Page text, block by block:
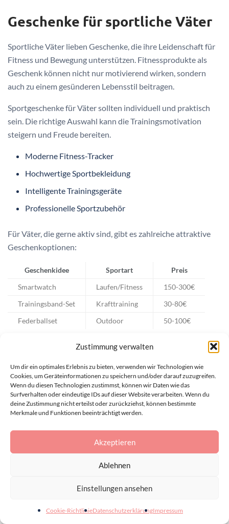
Zustimmung verwalten
Um dir ein optimales Erlebnis zu bieten, verwenden wir Technologien wie
Cookies, um Geräteinformationen zu speichern und/oder darauf zuzugreifen.
Wenn du diesen Technologien zustimmst, können wir Daten wie das
Surfverhalten oder eindeutige IDs auf dieser Website verarbeiten. Wenn du
deine Zustimmung nicht erteilst oder zurückziehst, können bestimmte
Merkmale und Funktionen beeinträchtigt werden.
Akzeptieren
Ablehnen
Einstellungen ansehen
Cookie-RichtlinieDatenschutzerklärungImpressum
Geschenke für sportliche Väter
Sportliche Väter lieben Geschenke, die ihre Leidenschaft für
Fitness und Bewegung unterstützen. Fitnessprodukte als
Geschenk können nicht nur motivierend wirken, sondern
auch zu einem gesünderen Lebensstil beitragen.
Sportgeschenke für Väter sollten individuell und praktisch
sein. Die richtige Auswahl kann die Trainingsmotivation
steigern und Freude bereiten.
Moderne Fitness-Tracker
Hochwertige Sportbekleidung
Intelligente Trainingsgeräte
Professionelle Sportzubehör
Für Väter, die gerne aktiv sind, gibt es zahlreiche attraktive
Geschenkoptionen:
Geschenkidee Sportart Preis
Smartwatch Laufen/Fitness 150-300€
Trainingsband-Set Krafttraining 30-80€
Federballset Outdoor 50-100€
Die Auswahl der richtigen Sportgeschenke für Väter
erfordert Aufmerksamkeit für individuelle Interessen und
Fitnessziele.
Fazit
Die Suche nach den besten Geschenken für Väter kann eine
spannende Herausforderung sein. Wichtig ist, die
individuellen Interessen und Vorlieben des Vaters zu
wenn man sich Zeit nimmt, die Persönlichkeit und
Leidenschaften des Vaters genau zu analysieren.